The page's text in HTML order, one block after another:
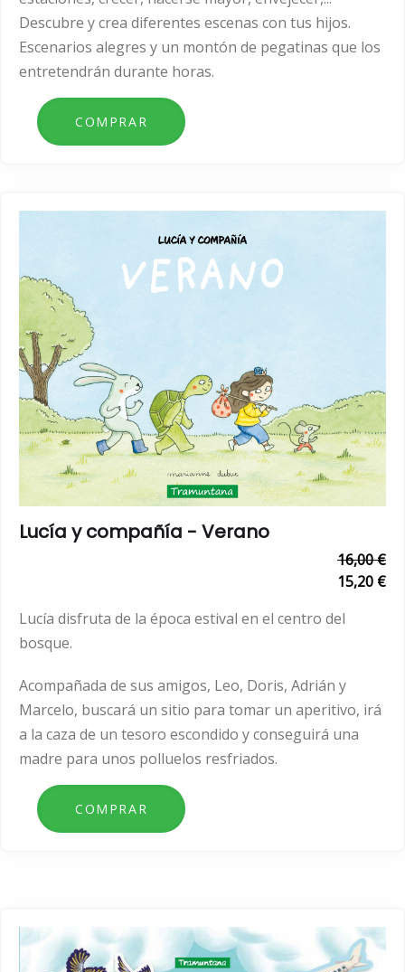
Descubre y crea diferentes escenas con tus hijos.
Escenarios alegres y un montón de pegatinas que los
entretendrán durante horas.
Lucía y compañía - Verano
16,00 €
15,20 €
Lucía disfruta de la época estival en el centro del
bosque.
Acompañada de sus amigos, Leo, Doris, Adrián y
Marcelo, buscará un sitio para tomar un aperitivo, irá
a la caza de un tesoro escondido y conseguirá una
madre para unos polluelos resfriados.